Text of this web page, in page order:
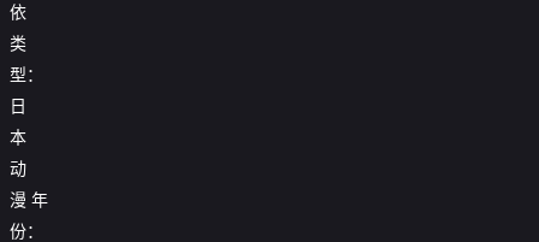
依
类
型：
日
本
动
漫 年
份：